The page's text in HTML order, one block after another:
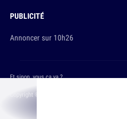
PUBLICITÉ
Annoncer sur 10h26
Copyright © 2026 The Original Publishing Studio
Et sinon, vous ça va ?